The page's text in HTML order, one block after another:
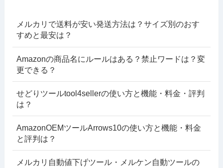
メルカリで送料が安い発送方法は？サイズ別のおす
すめと最安は？
Amazonの商品名にルールはある？禁止ワードは？変
更できる？
せどりツールtool4sellerの使い方と機能・料金・評判
は？
AmazonOEMツールArrows10の使い方と機能・料金
と評判は？
メルカリ自動値下げツール・メルケン自動ツールの